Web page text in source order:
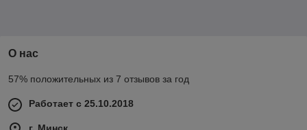
О нас
57% положительных из 7 отзывов за год
Работает с 25.10.2018